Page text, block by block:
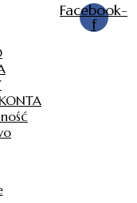
Facebook-
f